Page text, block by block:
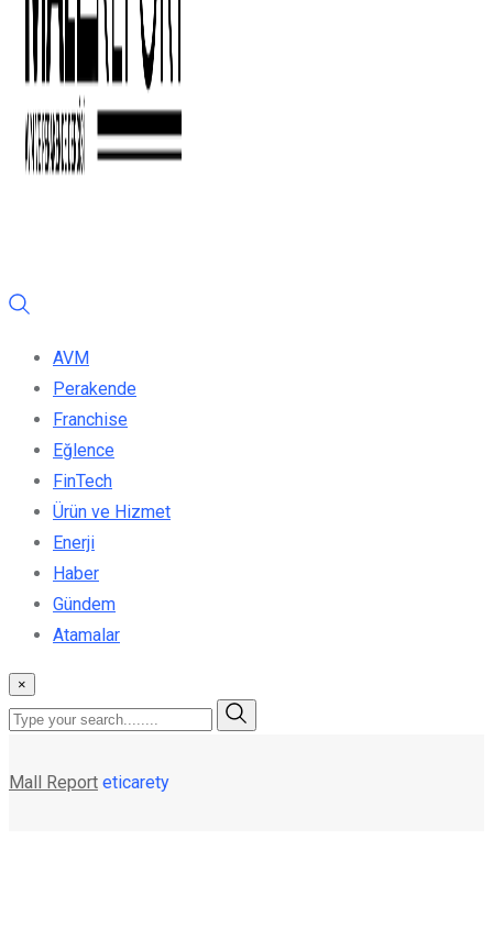
AVM
Perakende
Franchise
Eğlence
FinTech
Ürün ve Hizmet
Enerji
Haber
Gündem
Atamalar
×
Mall Report eticarety